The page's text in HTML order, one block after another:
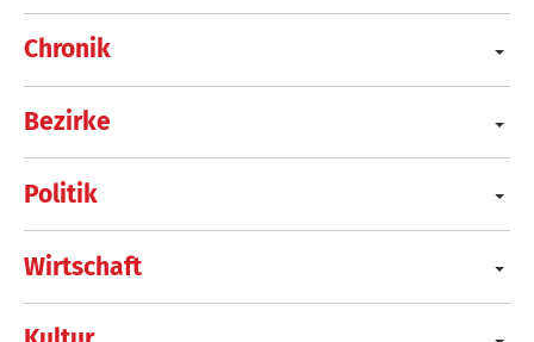
Chronik
Bezirke
Politik
Wirtschaft